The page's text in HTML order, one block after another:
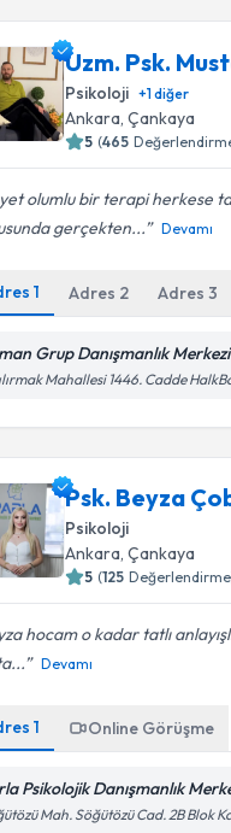
Uzm. Psk.
Psikoloji +1diğer
Ankara, Çankaya
5 (465
olumlu bir terapi herkese
gerçekten...
Devamı
1 Adres 2 Adres3
Grup Danışmanlık Merkezi
Mahallesi 1446. Cadde
Psk. Beyza
Psikoloji
Ankara , Çankaya
5 (125
hocam o kadar tatlı
Devamı
1 Online Görüşme
Psikolojik Danışmanlık
Mah. Söğütözü Cad. 2B Blok